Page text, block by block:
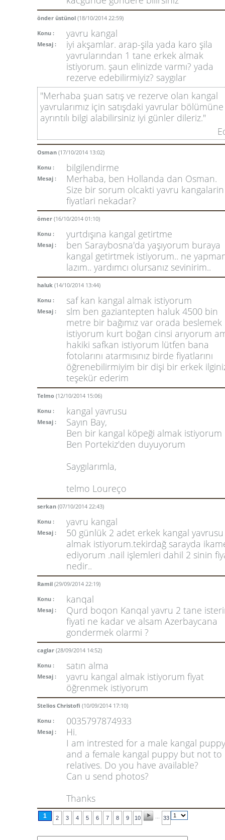
önder üstünol (18/10/2014 22:59)
Konu :
yavru kangal
Mesaj :
iyi akşamlar. arap-şila yada karo şila
yavrularından 1 tane erkek almak
istiyorum. şaun elinizde varmı? yada
rezerve edebilirmiyiz? saygılar
"Merhaba şuan satış ve rezerve olan kangal
yavrularımız için satışdaki yavrular
ayrıntılı bilgi alabilirsiniz iyi günler dileriz."
Osman (17/10/2014 13:02)
Konu :
bilgilendirme
Mesaj :
Merhaba, ben Hollanda dan Osman.
Size bir sorum olcakti yavru kangalarin
fiyatlari nekadar?
ömer (16/10/2014 01:10)
Konu :
yurtdışına kangal getirtme
Mesaj :
ben Saraybosna'da yaşıyorum buraya
kangal getirtmek istiyorum.. ne
lazım.. yardımcı olursanız sevinirim..
haluk (14/10/2014 13:44)
Konu :
saf kan kangal almak istiyorum
Mesaj :
slm ben gaziantepten haluk 4500 bin
metre bir bağımız var orada beslemek
istiyorum kurt boğan cinsi arıyorum
hakiki safkan istiyorum lütfen bana
fotolarını atarmısınız birde fiyatlarını
öğrenebilirmiyim bir dişi bir erkek
teşekür ederim
Telmo (12/10/2014 15:06)
Konu :
kangal yavrusu
Mesaj :
Sayın Bay,
Ben bir kangal köpeği almak istiyorum
Ben Portekiz'den duyuyorum
Saygılarımla,
telmo Loureço
serkan (07/10/2014 22:43)
Konu :
yavru kangal
Mesaj :
50 günlük 2 adet erkek kangal yavrusu
almak istiyorum.tekirdağ sarayda
ediyorum .nail işlemleri dahil 2 sinin
nedir..
Ramil (29/09/2014 22:19)
Konu :
kanqal
Mesaj :
Qurd boqon Kanqal yavru 2 tane
fiyati ne kadar ve alsam Azerbaycana
gondermek olarmi ?
caglar (28/09/2014 14:52)
Konu :
satın alma
Mesaj :
yavru kangal almak istiyorum fiyat
öğrenmek istiyorum
Stelios Christofi (10/09/2014 17:10)
Konu :
0035797874933
Mesaj :
Hi.
I am intrested for a male kangal puppy
and a female kangal puppy but not to
relatives. Do you have available?
Can u send photos?
Thanks
1 2 3 4 5 6 7 8 9 10 33